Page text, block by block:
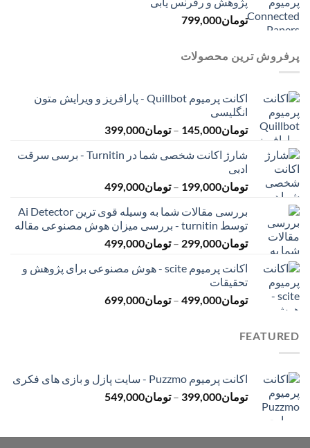
تومان799,000
پرفروش ترین محصولات
اکانت پرمیوم Quillbot - پارافریز و ویرایش متون
انگلیسی
تومان145,000
– تومان399,000
تومان145,000
تومان399,000
شارژ اکانت شخصی شما در Turnitin - برسی سرقت
ادبی
تومان199,000
– تومان499,000محدوده
تومان199,000
تا
تومان499,000
بررسی مقالات شما به وسیله قوی ترین Ai Detector
توسط turnitin - بررسی میزان هوش مصنوعی مقاله
تومان299,000
– تومان499,000محدوده
تومان299,000
تومان499,000
اکانت پرمیوم scite - هوش مصنوعی برای پژوهش و
تحقیقات
تومان499,000
– تومان699,000محدوده
FEATURED
اکانت پرمیوم Puzzmo - سایت پازل و بازی های فکری
تومان399,000
– تومان549,000
تا